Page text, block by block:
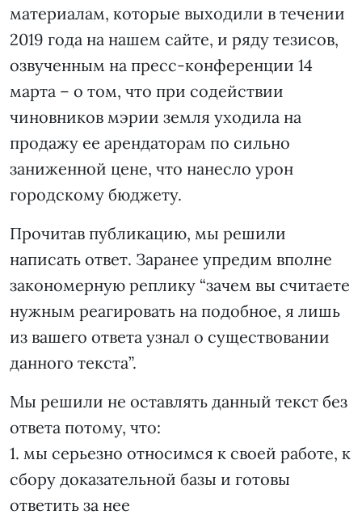
материалам, которые выходили в течении
2019 года на нашем сайте, и ряду тезисов,
озвученным на пресс-конференции 14
марта – о том, что при содействии
чиновников мэрии земля уходила на
продажу ее арендаторам по сильно
заниженной цене, что нанесло урон
городскому бюджету.
Прочитав публикацию, мы решили
написать ответ. Заранее упредим вполне
закономерную реплику “зачем вы считаете
нужным реагировать на подобное, я лишь
из вашего ответа узнал о существовании
данного текста”.
Мы решили не оставлять данный текст без
ответа потому, что:
1. мы серьезно относимся к своей работе, к
сбору доказательной базы и готовы
ответить за нее